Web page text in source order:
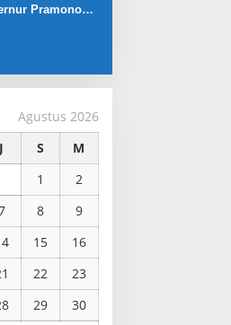
Pramono
Agustus 2026
J S
M
1
2
8
9
15
16
22
23
29
30